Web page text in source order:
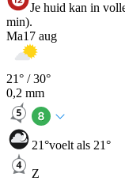
Je huid kan in
min).
Ma17 aug
21° /30°
0,2 mm
21°voelt als 21°
Z